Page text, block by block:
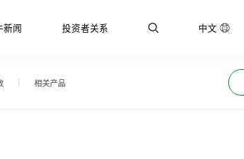
新闻 投资者关系 中文
相关产品